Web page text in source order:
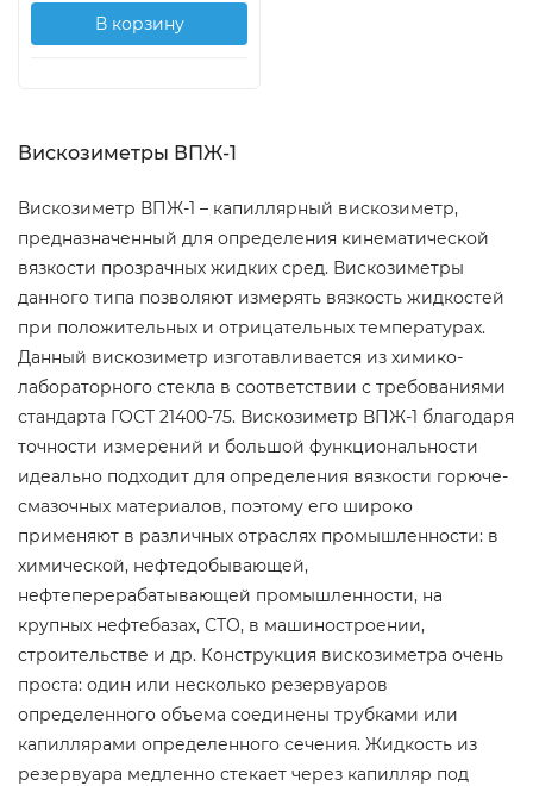
В корзину
Вискозиметры ВПЖ-1
Вискозиметр ВПЖ-1 – капиллярный вискозиметр,
предназначенный для определения кинематической
вязкости прозрачных жидких сред. Вискозиметры
данного типа позволяют измерять вязкость жидкостей
при положительных и отрицательных температурах.
Данный вискозиметр изготавливается из химико-
лабораторного стекла в соответствии с требованиями
стандарта ГОСТ 21400-75. Вискозиметр ВПЖ-1 благодаря
точности измерений и большой функциональности
идеально подходит для определения вязкости горюче-
смазочных материалов, поэтому его широко
применяют в различных отраслях промышленности: в
химической, нефтедобывающей,
нефтеперерабатывающей промышленности, на
крупных нефтебазах, СТО, в машиностроении,
строительстве и др. Конструкция вискозиметра очень
проста: один или несколько резервуаров
определенного объема соединены трубками или
капиллярами определенного сечения. Жидкость из
резервуара медленно стекает через капилляр под